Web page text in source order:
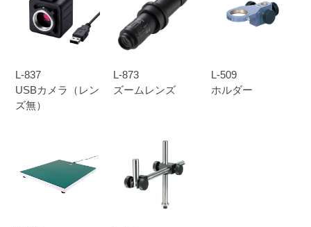
L-837
USBカメラ（レン
ズ無）
L-873
ズームレンズ
L-509
ホルダー